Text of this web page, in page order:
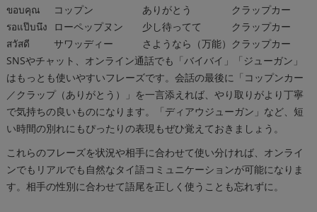
ขอบคุณ
コップン ありがとう クラップカー
รอแป๊บนึง
ローペップヌン 少し待ってて クラップカー
สวัสดี
サワッディー さようなら（万能） クラップカー
SNSやチャット、オンライン通話でも「バイバイ」「ジューガン」
はもっとも使いやすいフレーズです。会話の最後に「コップンカー
／クラップ（ありがとう）」を一言添えれば、やり取りがより丁寧
で気持ちの良いものになります。「ディアウジューガン」など、短
い時間の別れにもぴったりの表現もぜひ覚えておきましょう。
これらのフレーズを状況や相手に合わせて使い分ければ、オンライ
ンでもリアルでも自然なタイ語コミュニケーションが可能になりま
す。相手の性別に合わせて語尾を正しく使うことも忘れずに。